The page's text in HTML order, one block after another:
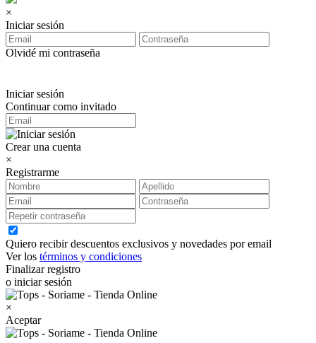
×
Iniciar sesión
Olvidé mi contraseña
Iniciar sesión
Continuar como invitado
Crear una cuenta
×
Registrarme
Quiero recibir descuentos exclusivos y novedades por email
Ver los términos y condiciones
Finalizar registro
o iniciar sesión
×
Aceptar